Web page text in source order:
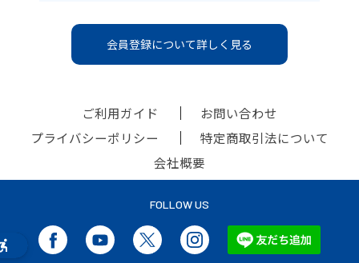
会員登録について詳しく見る
ご利用ガイド
お問い合わせ
プライバシーポリシー
特定商取引法について
会社概要
FOLLOW US